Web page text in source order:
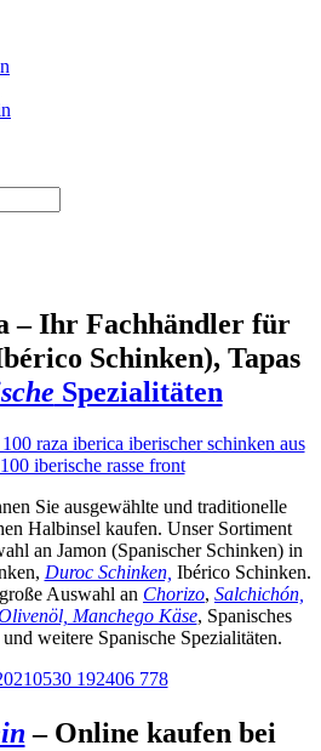
– Ihr Fachhändler für
Schinken), Tapas
Spezialitäten
Sie ausgewählte und traditionelle
Halbinsel kaufen. Unser Sortiment
an Jamon (Spanischer Schinken) in
Duroc Schinken, Ibérico Schinken.
Auswahl an Chorizo, Salchichón,
Manchego Käse, Spanisches
weitere Spanische Spezialitäten.
– Online kaufen bei